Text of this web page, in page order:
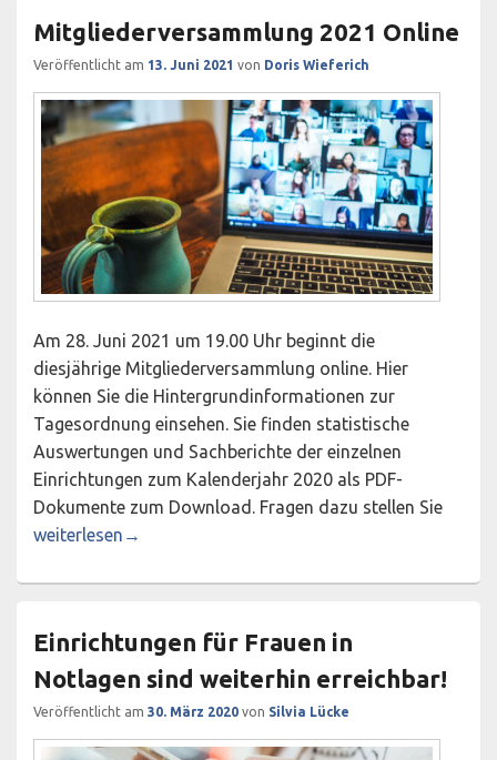
Mitgliederversammlung 2021 Online
Veröffentlicht am 13. Juni 2021 von Doris Wieferich
Am 28. Juni 2021 um 19.00 Uhr beginnt die
diesjährige Mitgliederversammlung online. Hier
können Sie die Hintergrundinformationen zur
Tagesordnung einsehen. Sie finden statistische
Auswertungen und Sachberichte der einzelnen
Einrichtungen zum Kalenderjahr 2020 als PDF-
Dokumente zum Download. Fragen dazu stellen Sie
Mitgliederversammlung 2021 Online
weiterlesen →
Einrichtungen für Frauen in
Notlagen sind weiterhin erreichbar!
Veröffentlicht am 30. März 2020 von Silvia Lücke